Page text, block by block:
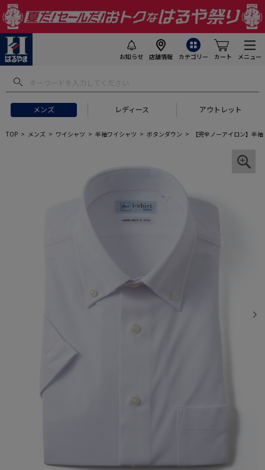
お知らせ 店舗情報 カテゴリー カート メニュー
メンズ レディース アウトレット
TOP メンズ ワイシャツ 半袖ワイシャツ ボタンダウン 【完全ノーアイロン】半